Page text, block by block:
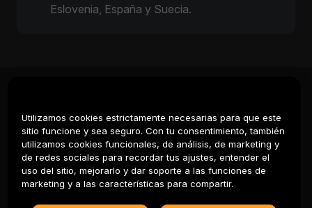
Eslovenia, España y Suecia.
Servicios
Soporte
Utilizamos cookies estrictamente necesarias para que este
sitio funcione y sea seguro. Con tu consentimiento, también
utilizamos cookies funcionales, de análisis, de marketing y
de redes sociales para recordar tus ajustes, entender el
uso del sitio, mejorarlo y dar soporte a las funciones de
marketing y a las características para compartir.